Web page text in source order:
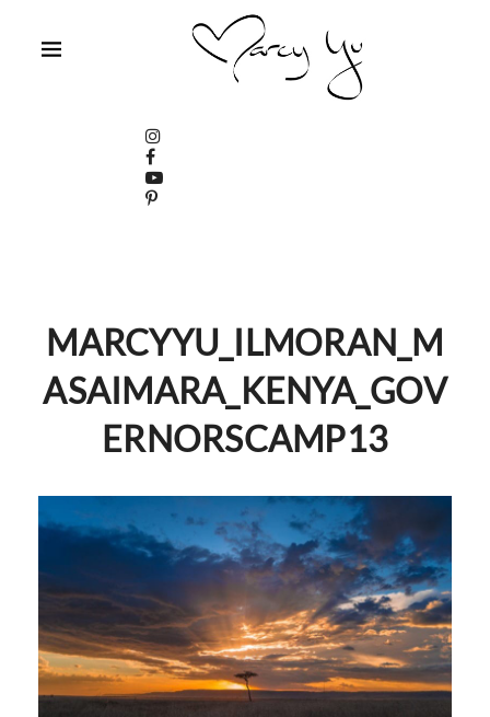
MARCYYU_ILMORAN_M
ASAIMARA_KENYA_GOV
ERNORSCAMP13